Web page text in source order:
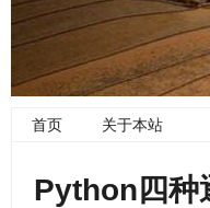
首页 关于本站
Python四种